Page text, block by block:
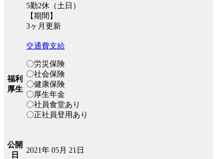
5勤2休（土日）
【期間】
3ヶ月更新
福利
厚生
交通費支給
〇労災保険
〇社会保険
〇健康保険
〇厚生年金
〇社員食堂あり
〇正社員登用あり
公開
日
2021年 05月 21日